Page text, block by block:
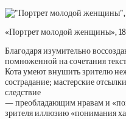
«Портрет молодой женщины»,
Благодаря изумительно
помноженной на сочетания
Кота умеют внушить зрителю
сострадание; мастерские
следствие
— преобладающим нравам и
зрителя иллюзию «понимания